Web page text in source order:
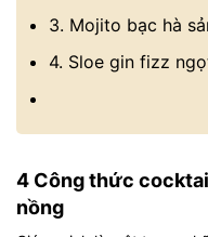
3. Mojito bạc hà
4. Sloe gin fizz
4 Công thức
nồng